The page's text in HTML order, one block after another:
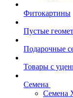
Фитокартины
Пустые
Подарочные
Товары с
Семена
Семена